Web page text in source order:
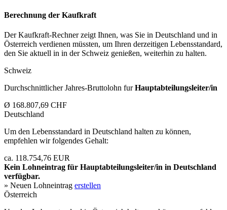
Berechnung der Kaufkraft
Der Kaufkraft-Rechner zeigt Ihnen, was Sie in Deutschland und in
Österreich verdienen müssten, um Ihren derzeitigen Lebensstandard,
den Sie aktuell in in der Schweiz genießen, weiterhin zu halten.
Schweiz
Durchschnittlicher Jahres-Bruttolohn furHauptabteilungsleiter/in
Ø 168.807,69 CHF
Deutschland
Um den Lebensstandard in Deutschland halten zu können,
empfehlen wir folgendes Gehalt:
ca. 118.754,76 EUR
Kein Lohneintrag für Hauptabteilungsleiter/in in Deutschland
verfügbar.
» Neuen Lohneintrag erstellen
Österreich